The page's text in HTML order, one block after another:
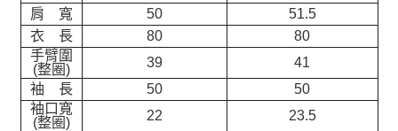
肩 寬
50
51.5
衣 長
80
80
手臂圍
(整圈)
39
41
袖 長
50
50
袖口寬
(整圈)
22
23.5